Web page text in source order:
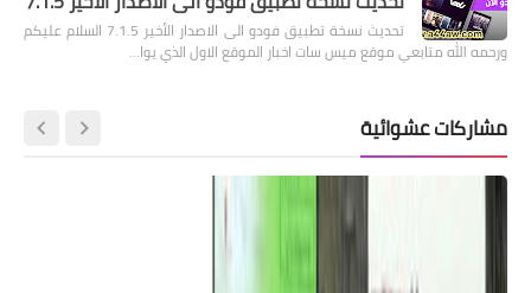
تحديث نسخة تطبيق فودو الى الاصدار الأخير 7.1.5 السلام عليكم
ورحمه الله متابعي موقع ميس سات اخبار الموقع الاول الذي يوا…
مشاركات عشوائية